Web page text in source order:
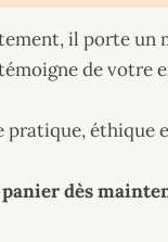
il porte un
de votre
pratique,
dès